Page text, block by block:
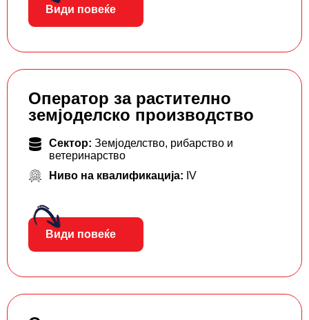
Види повеќе
Оператор за растително
земјоделско производство
Сектор: Земјоделство, рибарство и
ветеринарство
Ниво на квалификација: IV
Види повеќе